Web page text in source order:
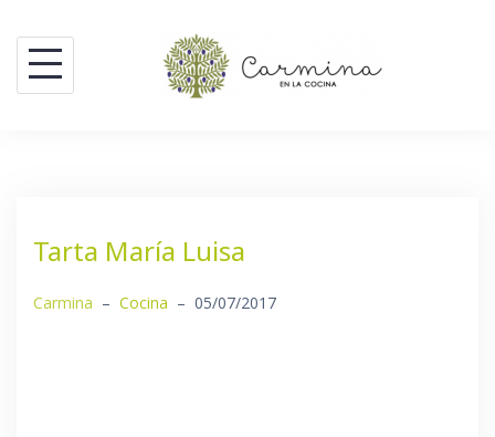
contenido
Tarta María Luisa
Carmina – Cocina – 05/07/2017